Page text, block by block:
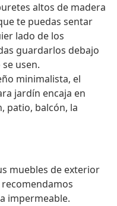
altos de madera
te puedas sentar
lado de los
guardarlos debajo
usen.
minimalista, el
jardín encaja en
patio, balcón, la
muebles de exterior
impermeable.